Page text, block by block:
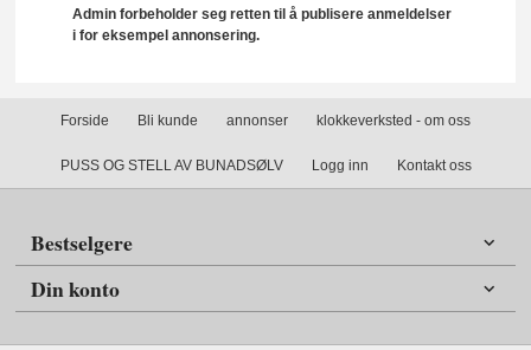
Admin forbeholder seg retten til å publisere anmeldelser
i for eksempel annonsering.
Forside Bli kunde annonser klokkeverksted - om oss
PUSS OG STELL AV BUNADSØLV Logg inn Kontakt oss
Bestselgere
Din konto